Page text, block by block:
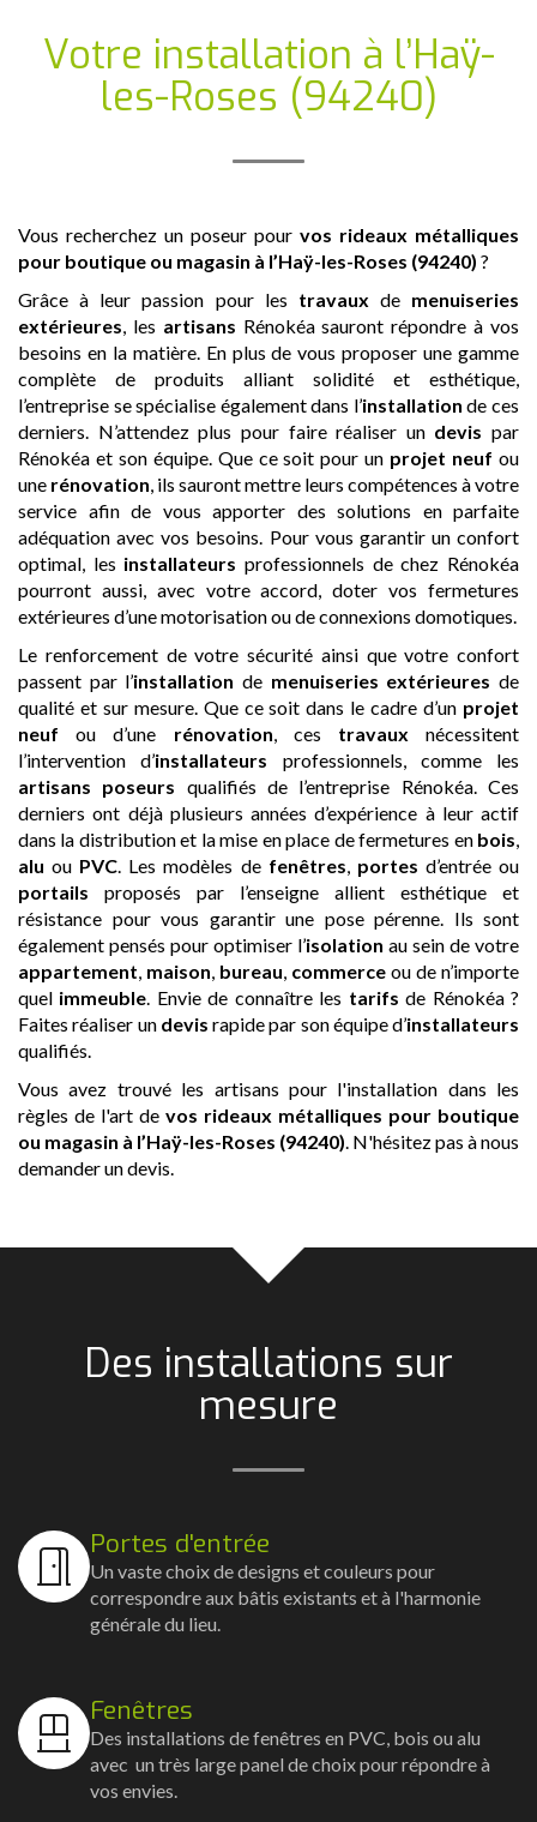
Votre installation à l’Haÿ-
les-Roses (94240)
Vous recherchez un poseur pour vos rideaux métalliques
pour boutique ou magasin à l’Haÿ-les-Roses (94240) ?
Grâce à leur passion pour les travaux de menuiseries
extérieures , les artisans Rénokéa sauront répondre à vos
besoins en la matière. En plus de vous proposer une gamme
complète de produits alliant solidité et esthétique,
l’entreprise se spécialise également dans l’installation de ces
derniers. N’attendez plus pour faire réaliser un devis par
Rénokéa et son équipe. Que ce soit pour un projet neuf ou
une rénovation , ils sauront mettre leurs compétences à votre
service afin de vous apporter des solutions en parfaite
adéquation avec vos besoins. Pour vous garantir un confort
optimal, les installateurs professionnels de chez Rénokéa
pourront aussi, avec votre accord, doter vos fermetures
extérieures d’une motorisation ou de connexions domotiques.
Le renforcement de votre sécurité ainsi que votre confort
passent par l’installation de menuiseries extérieures de
qualité et sur mesure. Que ce soit dans le cadre d’un projet
neuf ou d’une rénovation , ces travaux nécessitent
l’intervention d’installateurs professionnels, comme les
artisans poseurs qualifiés de l’entreprise Rénokéa. Ces
derniers ont déjà plusieurs années d’expérience à leur actif
dans la distribution et la mise en place de fermetures en bois
alu ou PVC . Les modèles de fenêtres portes d’entrée ou
portails proposés par l’enseigne allient esthétique et
résistance pour vous garantir une pose pérenne. Ils sont
également pensés pour optimiser l’isolation au sein de votre
appartement maison bureau commerce ou de n’importe
quel immeuble . Envie de connaître les tarifs de Rénokéa ?
Faites réaliser un devis rapide par son équipe d’installateurs
qualifiés.
Vous avez trouvé les artisans pour l'installation dans les
règles de l'art de vos rideaux métalliques pour boutique
ou magasin à l’Haÿ-les-Roses (94240) . N'hésitez pas à nous
demander un devis.
Des installations sur
mesure
Portes d'entrée
Un vaste choix de designs et couleurs pour
correspondre aux bâtis existants et à l'harmonie
générale du lieu.
Fenêtres
Des installations de fenêtres en PVC, bois ou alu
avec un très large panel de choix pour répondre à
vos envies.